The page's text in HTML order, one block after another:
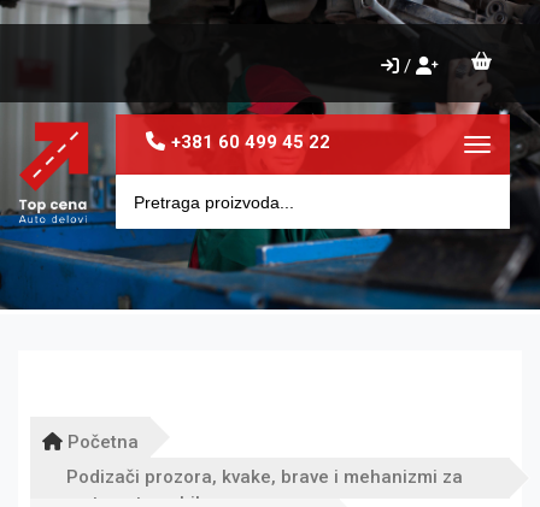
/
+381 60 499 45 22 Toggle
Početna
Podizači prozora, kvake, brave i mehanizmi za